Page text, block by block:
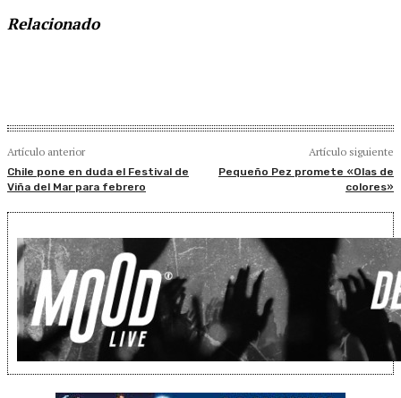
Relacionado
Artículo anterior
Chile pone en duda el Festival de
Viña del Mar para febrero
Artículo siguiente
Pequeño Pez promete «Olas de
colores»